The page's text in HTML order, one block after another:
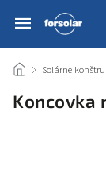
/ Solárne
Koncovka